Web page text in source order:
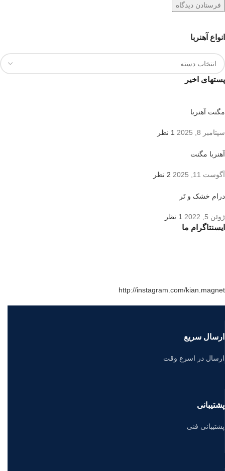
انواع آهنربا
پستهای اخیر
مگنت آهنربا
سپتامبر 8, 2025 1 نظر
آهنربا مگنت
آگوست 11, 2025 2 نظر
درام خشک و تَر
ژوئن 5, 2022 1 نظر
ایسنتاگرام ما
http://instagram.com/kian.magnet
ارسال سریع
ارسال در اسرع وقت
پشتیبانی
پشتیبانی فنی